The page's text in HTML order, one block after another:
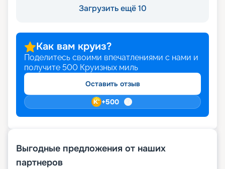
Загрузить ещё 10
Как вам круиз?
Поделитесь своими впечатлениями с нами и
получите 500 Круизных миль
Оставить отзыв
+500
Выгодные предложения от наших
партнеров